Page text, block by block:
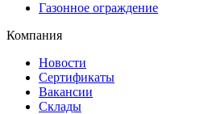
Газонное ограждение
Компания
Новости
Сертификаты
Вакансии
Склады